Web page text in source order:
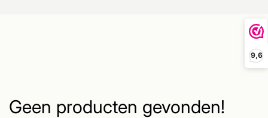
9,6
Geen producten gevonden!